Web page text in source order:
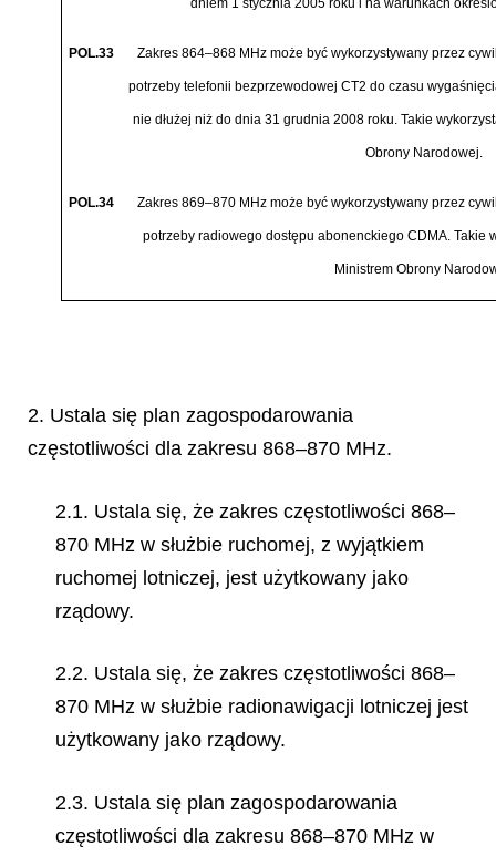
dniem 1 stycznia 2005 roku i na warunkach okreś
POL.33 Zakres 864–868 MHz może być wykorzystywany przez
potrzeby telefonii bezprzewodowej CT2 do czasu wygaśnię
nie dłużej niż do dnia 31 grudnia 2008 roku. Takie
Obrony Narodowej.
POL.34 Zakres 869–870 MHz może być wykorzystywany przez
potrzeby radiowego dostępu abonenckiego CDMA. Takie
Ministrem Obrony
2. Ustala się plan zagospodarowania
częstotliwości dla zakresu 868–870 MHz.
2.1. Ustala się, że zakres częstotliwości 868–
870 MHz w służbie ruchomej, z wyjątkiem
ruchomej lotniczej, jest użytkowany jako
rządowy.
2.2. Ustala się, że zakres częstotliwości 868–
870 MHz w służbie radionawigacji lotniczej jest
użytkowany jako rządowy.
2.3. Ustala się plan zagospodarowania
częstotliwości dla zakresu 868–870 MHz w